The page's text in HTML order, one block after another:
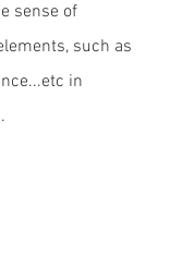
sense of
such as
in